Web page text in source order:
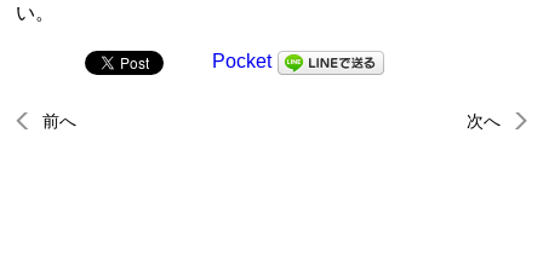
い。
Pocket
前へ 次へ